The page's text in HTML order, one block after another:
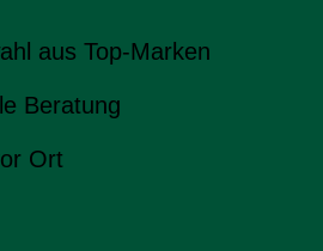
aus Top-Marken
Beratung
Ort